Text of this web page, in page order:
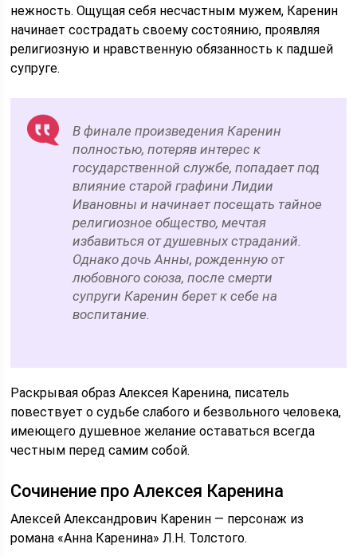
нежность. Ощущая себя несчастным мужем, Каренин
начинает сострадать своему состоянию, проявляя
религиозную и нравственную обязанность к падшей
супруге.
В финале произведения Каренин
полностью, потеряв интерес к
государственной службе, попадает под
влияние старой графини Лидии
Ивановны и начинает посещать тайное
религиозное общество, мечтая
избавиться от душевных страданий.
Однако дочь Анны, рожденную от
любовного союза, после смерти
супруги Каренин берет к себе на
воспитание.
Раскрывая образ Алексея Каренина, писатель
повествует о судьбе слабого и безвольного человека,
имеющего душевное желание оставаться всегда
честным перед самим собой.
Сочинение про Алексея Каренина
Алексей Александрович Каренин — персонаж из
романа «Анна Каренина» Л.Н. Толстого.